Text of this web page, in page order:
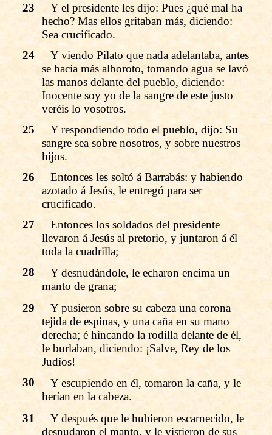
23
Y el presidente les dijo: Pues ¿qué mal ha
hecho? Mas ellos gritaban más, diciendo:
Sea crucificado.
24
Y viendo Pilato que nada adelantaba, antes
se hacía más alboroto, tomando agua se lavó
las manos delante del pueblo, diciendo:
Inocente soy yo de la sangre de este justo
veréis lo vosotros.
25
Y respondiendo todo el pueblo, dijo: Su
sangre sea sobre nosotros, y sobre nuestros
hijos.
26
Entonces les soltó á Barrabás: y habiendo
azotado á Jesús, le entregó para ser
crucificado.
27
Entonces los soldados del presidente
llevaron á Jesús al pretorio, y juntaron á él
toda la cuadrilla;
28
Y desnudándole, le echaron encima un
manto de grana;
29
Y pusieron sobre su cabeza una corona
tejida de espinas, y una caña en su mano
derecha; é hincando la rodilla delante de él,
le burlaban, diciendo: ¡Salve, Rey de los
Judíos!
30
Y escupiendo en él, tomaron la caña, y le
herían en la cabeza.
31
Y después que le hubieron escarnecido, le
desnudaron el manto, y le vistieron de sus